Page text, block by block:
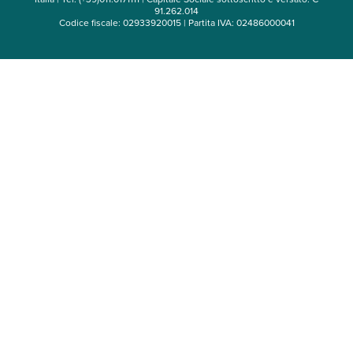
91.262.014
Codice fiscale: 02933920015 | Partita IVA: 02486000041